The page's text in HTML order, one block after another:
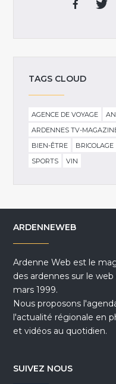
TAGS CLOUD
AGENCE DE VOYAGE
ARDENNES TV-
BIEN-ÊTRE
BRICOLAGE
SPORTS
VIN
ARDENNEWEB
Ardenne Web est le
des ardennes sur le
mars 1999.
Nous proposons
l'actualité régionale en
et vidéos au quotidien.
SUIVEZ NOUS